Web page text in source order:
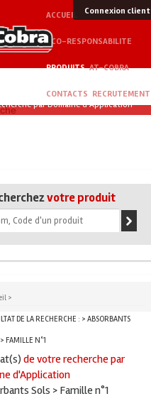
ACCUEIL
ECO-RESPONSABILITE
PRODUITS AT-COBRA
CONTACTS RECRUTEMENT
Connexion client
par Domaine d'Application
votre produit
>
DE LA RECHERCHE : > ABSORBANTS
FAMILLE N°1
de votre recherche par
d'Application
Sols > Famille n°1